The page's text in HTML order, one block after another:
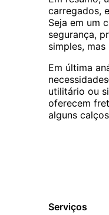
carregados,
Seja em um
segurança,
simples,
Em última
utilitário ou
oferecem
alguns
Serviços